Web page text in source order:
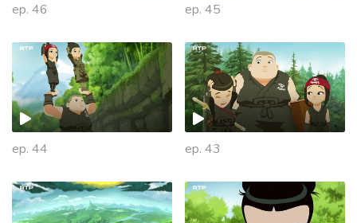
ep. 46 ep. 45
ep. 44 ep. 43
935130